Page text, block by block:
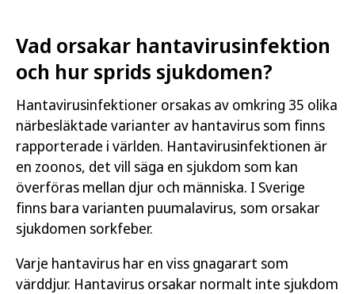
Vad orsakar hantavirusinfektion
och hur sprids sjukdomen?
Hantavirusinfektioner orsakas av omkring 35 olika
närbesläktade varianter av hantavirus som finns
rapporterade i världen. Hantavirusinfektionen är
en zoonos, det vill säga en sjukdom som kan
överföras mellan djur och människa. I Sverige
finns bara varianten puumalavirus, som orsakar
sjukdomen sorkfeber.
Varje hantavirus har en viss gnagarart som
värddjur. Hantavirus orsakar normalt inte sjukdom